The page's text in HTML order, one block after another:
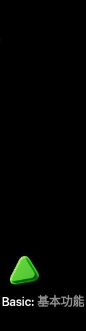
Basic: 基本功能